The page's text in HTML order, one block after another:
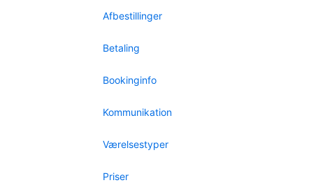
Afbestillinger
Betaling
Bookinginfo
Kommunikation
Værelsestyper
Priser